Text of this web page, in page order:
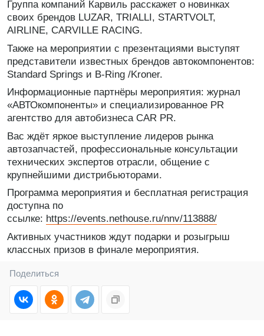
Группа компаний Карвиль расскажет о новинках
своих брендов LUZAR, TRIALLI, STARTVOLT,
AIRLINE, CARVILLE RACING.
Также на мероприятии с презентациями выступят
представители известных брендов автокомпонентов:
Standard Springs и B-Ring /Kroner.
Информационные партнёры мероприятия: журнал
«АВТОкомпоненты» и специализированное PR
агентство для автобизнеса CAR PR.
Вас ждёт яркое выступление лидеров рынка
автозапчастей, профессиональные консультации
технических экспертов отрасли, общение с
крупнейшими дистрибьюторами.
Программа мероприятия и бесплатная регистрация
доступна по
ссылке: https://events.nethouse.ru/nnv/113888/
Активных участников ждут подарки и розыгрыш
классных призов в финале мероприятия.
Поделиться